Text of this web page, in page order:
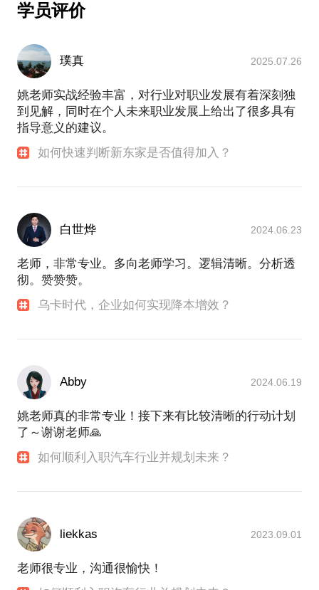
学员评价
璞真 2025.07.26
姚老师实战经验丰富，对行业对职业发展有着深刻独
到见解，同时在个人未来职业发展上给出了很多具有
指导意义的建议。
如何快速判断新东家是否值得加入？
白世烨 2024.06.23
老师，非常专业。多向老师学习。逻辑清晰。分析透
彻。赞赞赞。
乌卡时代，企业如何实现降本增效？
Abby 2024.06.19
姚老师真的非常专业！接下来有比较清晰的行动计划
了～谢谢老师🙏
如何顺利入职汽车行业并规划未来？
liekkas 2023.09.01
老师很专业，沟通很愉快！